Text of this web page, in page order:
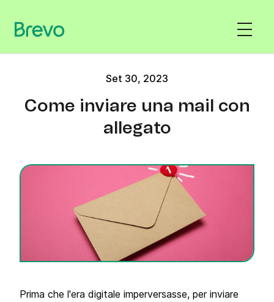
Set 30, 2023
Come inviare una mail con
allegato
Prima che l'era digitale imperversasse, per inviare